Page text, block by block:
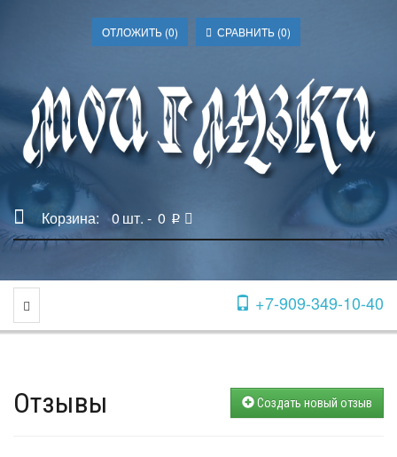
ОТЛОЖИТЬ (0) СРАВНИТЬ (0)
Корзина: 0шт. - 0 p
+7-909-349-10-40
Toggle Navigation
Отзывы Создать новый отзыв